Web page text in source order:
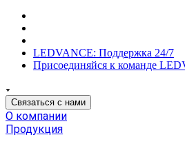
LEDVANCE: Поддержка 24/7
Присоединяйся к команде
Связаться с нами
О компании
Продукция